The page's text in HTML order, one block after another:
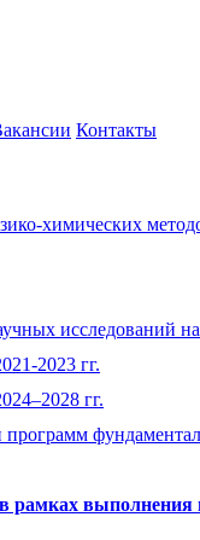
Контакты
химических
исследований
2023 гг.
гг.
выполнения